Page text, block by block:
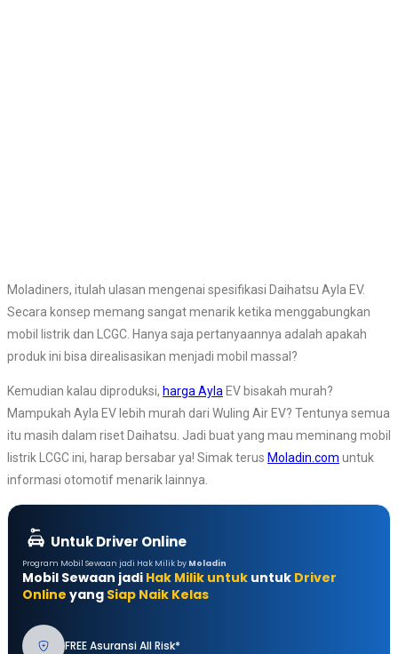
Moladiners, itulah ulasan mengenai spesifikasi Daihatsu Ayla EV.
Secara konsep memang sangat menarik ketika menggabungkan
mobil listrik dan LCGC. Hanya saja pertanyaannya adalah apakah
produk ini bisa direalisasikan menjadi mobil massal?
Kemudian kalau diproduksi, harga Ayla EV bisakah murah?
Mampukah Ayla EV lebih murah dari Wuling Air EV? Tentunya semua
itu masih dalam riset Daihatsu. Jadi buat yang mau meminang mobil
listrik LCGC ini, harap bersabar ya! Simak terus Moladin.com untuk
informasi otomotif menarik lainnya.
Untuk Driver Online
Program Mobil Sewaan jadi Hak Milik by Moladin
Mobil Sewaan jadi Hak Milik untuk untuk Driver
Online yang Siap Naik Kelas
FREE Asuransi All Risk*